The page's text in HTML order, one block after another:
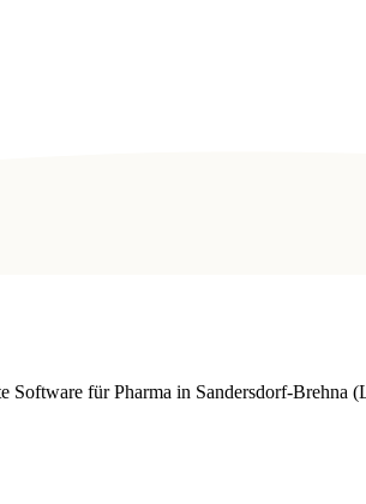
für Pharma in Sandersdorf-Brehna